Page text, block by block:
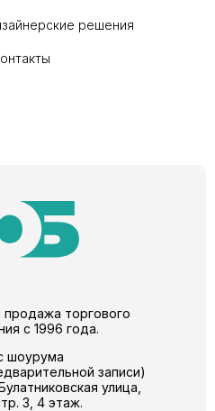
решения
торгового
с 1996 года.
шоурума
записи)
улица,
3, 4 этаж.